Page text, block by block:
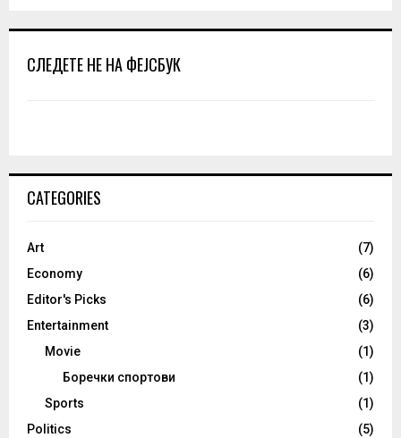
СЛЕДЕТЕ НЕ НА ФЕЈСБУК
CATEGORIES
Art
(7)
Economy
(6)
Editor's Picks
(6)
Entertainment
(3)
Movie
(1)
Боречки спортови
(1)
Sports
(1)
Politics
(5)